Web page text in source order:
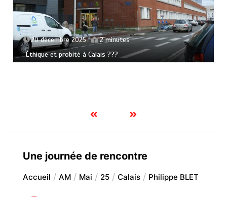
20 décembre 2025 2 minutes
Éthique et probité à Calais ???
Une journée de rencontre
Accueil AM Mai 25 Calais Philippe BLET